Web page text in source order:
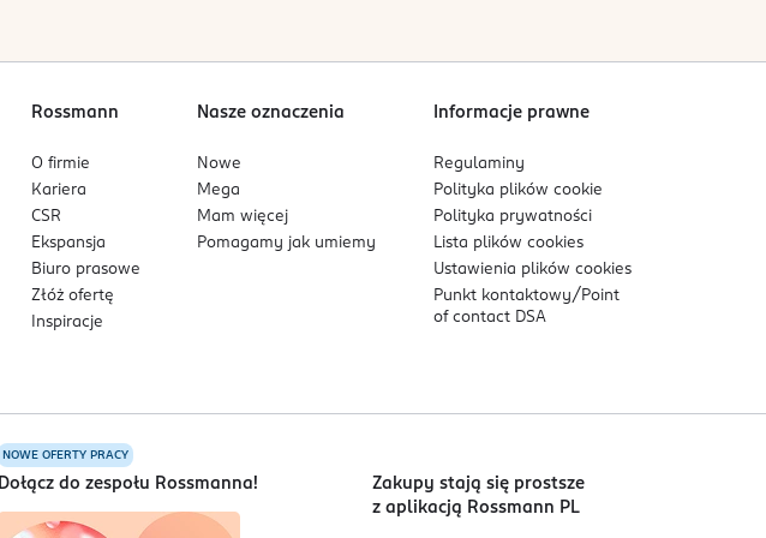
Sortowanie wgdata: od najnowszej
Rossmann
O firmie
Kariera
CSR
Ekspansja
Biuro prasowe
Złóż ofertę
Inspiracje
Nasze oznaczenia
Nowe
Mega
Mam więcej
Pomagamy jak umiemy
Informacje prawne
Regulaminy
Polityka plikówcookie
Polityka prywatności
Lista plikówcookies
Ustawienia plikówcookies
Punkt kontaktowy/ Point
of contact DSA
NOWE OFERTY PRACY
Dołącz do zespołu Rossmanna!
Zakupy stają się prostsze
z aplikacją Rossmann PL